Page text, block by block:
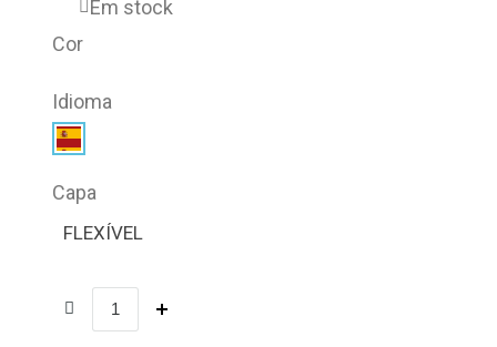
Em stock
Cor
Idioma
Capa
FLEXÍVEL